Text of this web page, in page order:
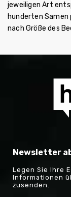
jeweiligen Art
hunderten Samen
nach Größe des
Newsletter
Legen Sie Ihre
Informationen
zusenden.